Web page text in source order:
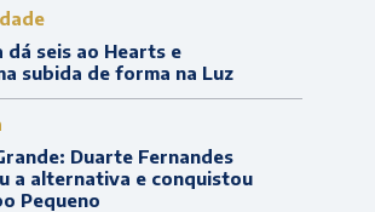
dá seis ao Hearts e
subida de forma na Luz
Duarte Fernandes
a alternativa e conquistou
Pequeno